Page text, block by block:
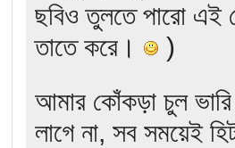
ছবিও তুলতে পারো এই
তাতে করে।
)
আমার কোঁকড়া চুল
লাগে না, সব সময়েই